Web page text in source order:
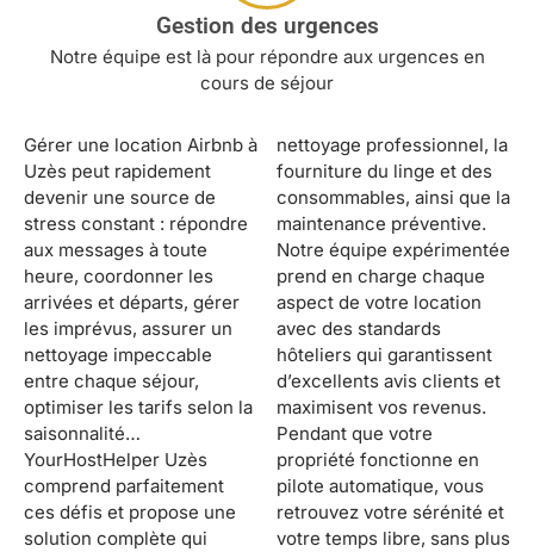
Gestion des urgences
Notre équipe est là pour répondre aux urgences en
cours de séjour
Gérer une location Airbnb à
Uzès peut rapidement
devenir une source de
stress constant : répondre
aux messages à toute
heure, coordonner les
arrivées et départs, gérer
les imprévus, assurer un
nettoyage impeccable
entre chaque séjour,
optimiser les tarifs selon la
saisonnalité…
YourHostHelper Uzès
comprend parfaitement
ces défis et propose une
solution complète qui
nettoyage professionnel, la
fourniture du linge et des
consommables, ainsi que la
maintenance préventive.
Notre équipe expérimentée
prend en charge chaque
aspect de votre location
avec des standards
hôteliers qui garantissent
d’excellents avis clients et
maximisent vos revenus.
Pendant que votre
propriété fonctionne en
pilote automatique, vous
retrouvez votre sérénité et
votre temps libre, sans plus